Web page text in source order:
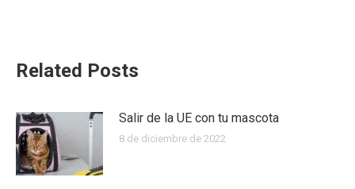
Related Posts
Salir de la UE con tu mascota
8 de diciembre de 2022